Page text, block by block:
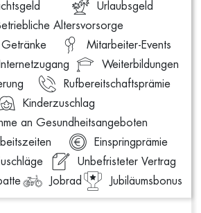
Urlaubsgeld
Altersvorsorge
Mitarbeiter-Events
Weiterbildungen
Rufbereitschaftsprämie
Kinderzuschlag
an Gesundheitsangeboten
Einspringprämie
Unbefristeter Vertrag
Jobrad Jubiläumsbonus